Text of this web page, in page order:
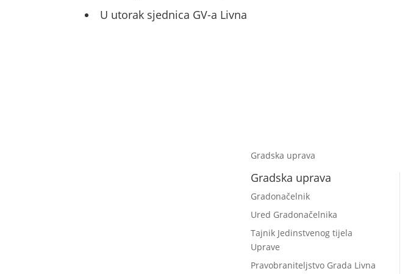
U utorak sjednica GV-a Livna
Gradska uprava
Gradska uprava
Gradonačelnik
Ured Gradonačelnika
Tajnik Jedinstvenog tijela
Uprave
Pravobraniteljstvo Grada Livna